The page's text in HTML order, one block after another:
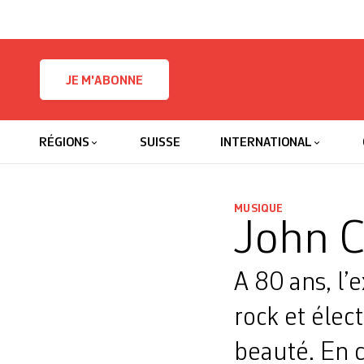
JE M'ABONNE
RÉGIONS SUISSE INTERNATIONAL
MUSIQUE
John
A 80 ans,
rock et
beauté. En